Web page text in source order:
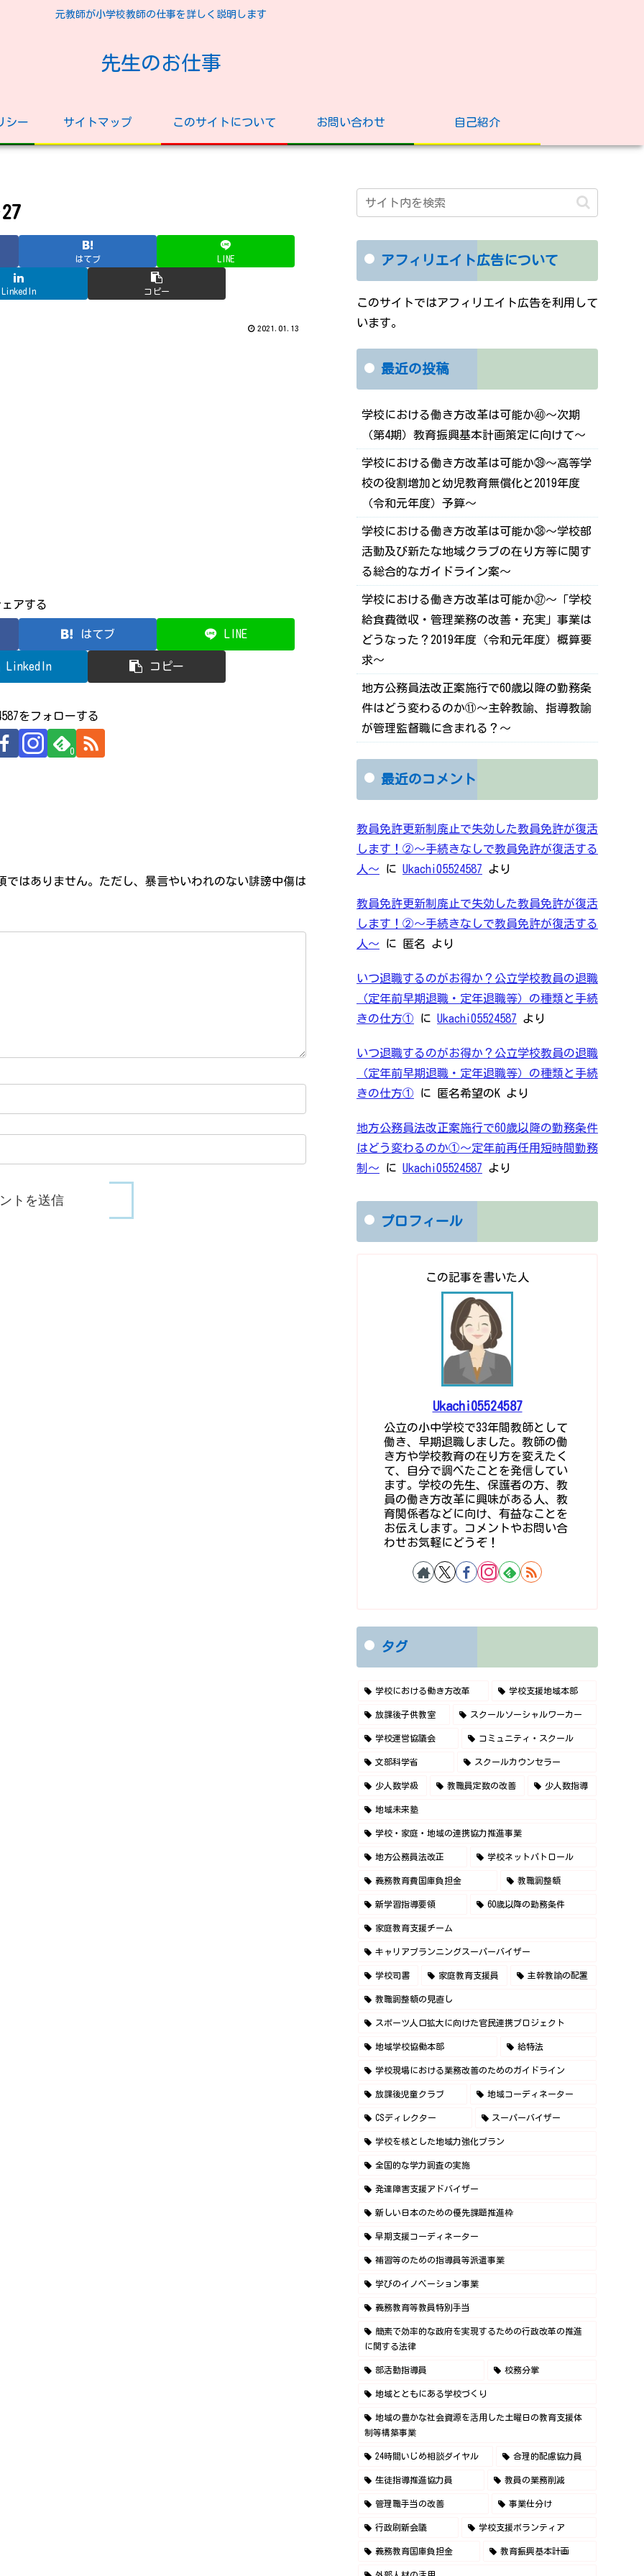
元教師が小学校教師の仕事を詳しく説明します
先生のお仕事
シー サイトマップ このサイトについて お問い合わせ 自己紹介
はてブ LINE
LinkedIn コピー
2021.01.13
ェアする
はてブ LINE
LinkedIn コピー
をフォローする
0
ではありません。ただし、暴言やいわれのない誹謗中傷は
アフィリエイト広告について
このサイトではアフィリエイト広告を利用して
います。
最近の投稿
学校における働き方改革は可能か㊵～次期
（第4期）教育振興基本計画策定に向けて～
学校における働き方改革は可能か㊴～高等学
校の役割増加と幼児教育無償化と2019年度
（令和元年度）予算～
学校における働き方改革は可能か㊳～学校部
活動及び新たな地域クラブの在り方等に関す
る総合的なガイドライン案～
学校における働き方改革は可能か㊲～「学校
給食費徴収・管理業務の改善・充実」事業は
どうなった？2019年度（令和元年度）概算要
求～
地方公務員法改正案施行で60歳以降の勤務条
件はどう変わるのか⑪～主幹教諭、指導教諭
が管理監督職に含まれる？～
最近のコメント
教員免許更新制廃止で失効した教員免許が復活
します！②～手続きなしで教員免許が復活する
人～ に Ukachi05524587 より
教員免許更新制廃止で失効した教員免許が復活
します！②～手続きなしで教員免許が復活する
人～ に 匿名 より
いつ退職するのがお得か？公立学校教員の退職
（定年前早期退職・定年退職等）の種類と手続
きの仕方① に Ukachi05524587 より
いつ退職するのがお得か？公立学校教員の退職
（定年前早期退職・定年退職等）の種類と手続
きの仕方① に 匿名希望のK より
地方公務員法改正案施行で60歳以降の勤務条件
はどう変わるのか①～定年前再任用短時間勤務
制～ に Ukachi05524587 より
プロフィール
この記事を書いた人
Ukachi05524587
公立の小中学校で33年間教師として
働き、早期退職しました。教師の働
き方や学校教育の在り方を変えたく
て、自分で調べたことを発信してい
ます。学校の先生、保護者の方、教
員の働き方改革に興味がある人、教
育関係者などに向け、有益なことを
お伝えします。コメントやお問い合
わせお気軽にどうぞ！
タグ
学校における働き方改革 学校支援地域本部
放課後子供教室 スクールソーシャルワーカー
学校運営協議会 コミュニティ・スクール
文部科学省 スクールカウンセラー
少人数学級 教職員定数の改善 少人数指導
地域未来塾
学校・家庭・地域の連携協力推進事業
地方公務員法改正 学校ネットパトロール
義務教育費国庫負担金 教職調整額
新学習指導要領 60歳以降の勤務条件
家庭教育支援チーム
キャリアプランニングスーパーバイザー
学校司書 家庭教育支援員 主幹教諭の配置
教職調整額の見直し
スポーツ人口拡大に向けた官民連携プロジェクト
地域学校協働本部 給特法
学校現場における業務改善のためのガイドライン
放課後児童クラブ 地域コーディネーター
CSディレクター スーパーバイザー
学校を核とした地域力強化プラン
全国的な学力調査の実施
発達障害支援アドバイザー
新しい日本のための優先課題推進枠
早期支援コーディネーター
補習等のための指導員等派遣事業
学びのイノベーション事業
義務教育等教員特別手当
簡素で効率的な政府を実現するための行政改革の推進
に関する法律
部活動指導員 校務分掌
地域とともにある学校づくり
地域の豊かな社会資源を活用した土曜日の教育支援体
制等構築事業
24時間いじめ相談ダイヤル 合理的配慮協力員
生徒指導推進協力員 教員の業務削減
管理職手当の改善 事業仕分け
行政刷新会議 学校支援ボランティア
義務教育国庫負担金 教育振興基本計画
外部人材の活用